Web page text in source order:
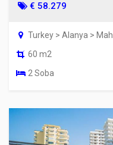
€ 58.279
Turkey > Alanya >
60 m2
2 Soba